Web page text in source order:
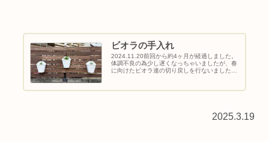
ビオラの手入れ
2024.11.20前回から約4ヶ月が経過しました。
体調不良の為少し遅くなっちゃいましたが、春
に向けたビオラ達の切り戻しを行ないました。
「神戸べっぴ...
2025.3.19